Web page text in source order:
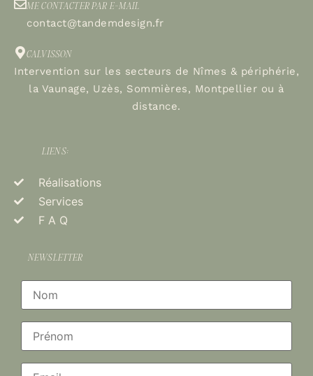
ME CONTACTER PAR E-MAIL
contact@tandemdesign.fr
CALVISSON
Intervention sur les secteurs de Nîmes & périphérie,
la Vaunage, Uzès, Sommières, Montpellier ou à
distance.
LIENS:
Réalisations
Services
F A Q
NEWSLETTER